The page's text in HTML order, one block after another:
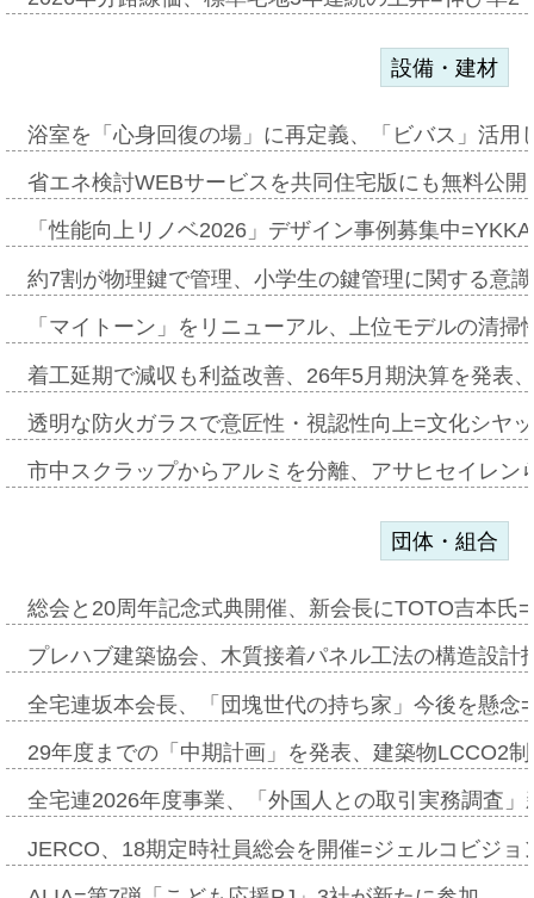
設備・建材
浴室を「心身回復の場」に再定義、「ビバス」活
省エネ検討WEBサービスを共同住宅版にも無料公
「性能向上リノベ2026」デザイン事例募集中
約7割が物理鍵で管理、小学生の鍵管理に関する意
「マイトーン」をリニューアル、上位モデルの清
着工延期で減収も利益改善、26年5月期決算を発表
透明な防火ガラスで意匠性・視認性向上=文化シヤ
市中スクラップからアルミを分離、アサヒセイレ
団体・組合
総会と20周年記念式典開催、新会長にTOTO吉本氏
プレハブ建築協会、木質接着パネル工法の構造設
全宅連坂本会長、「団塊世代の持ち家」今後を懸
29年度までの「中期計画」を発表、建築物LCCO2
全宅連2026年度事業、「外国人との取引実務調査
JERCO、18期定時社員総会を開催=ジェルコビジ